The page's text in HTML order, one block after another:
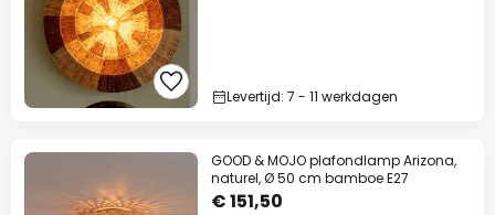
Levertijd: 7 - 11 werkdagen
GOOD & MOJO plafondlamp Arizona,
naturel, Ø 50 cm bamboe E27
€ 151,50